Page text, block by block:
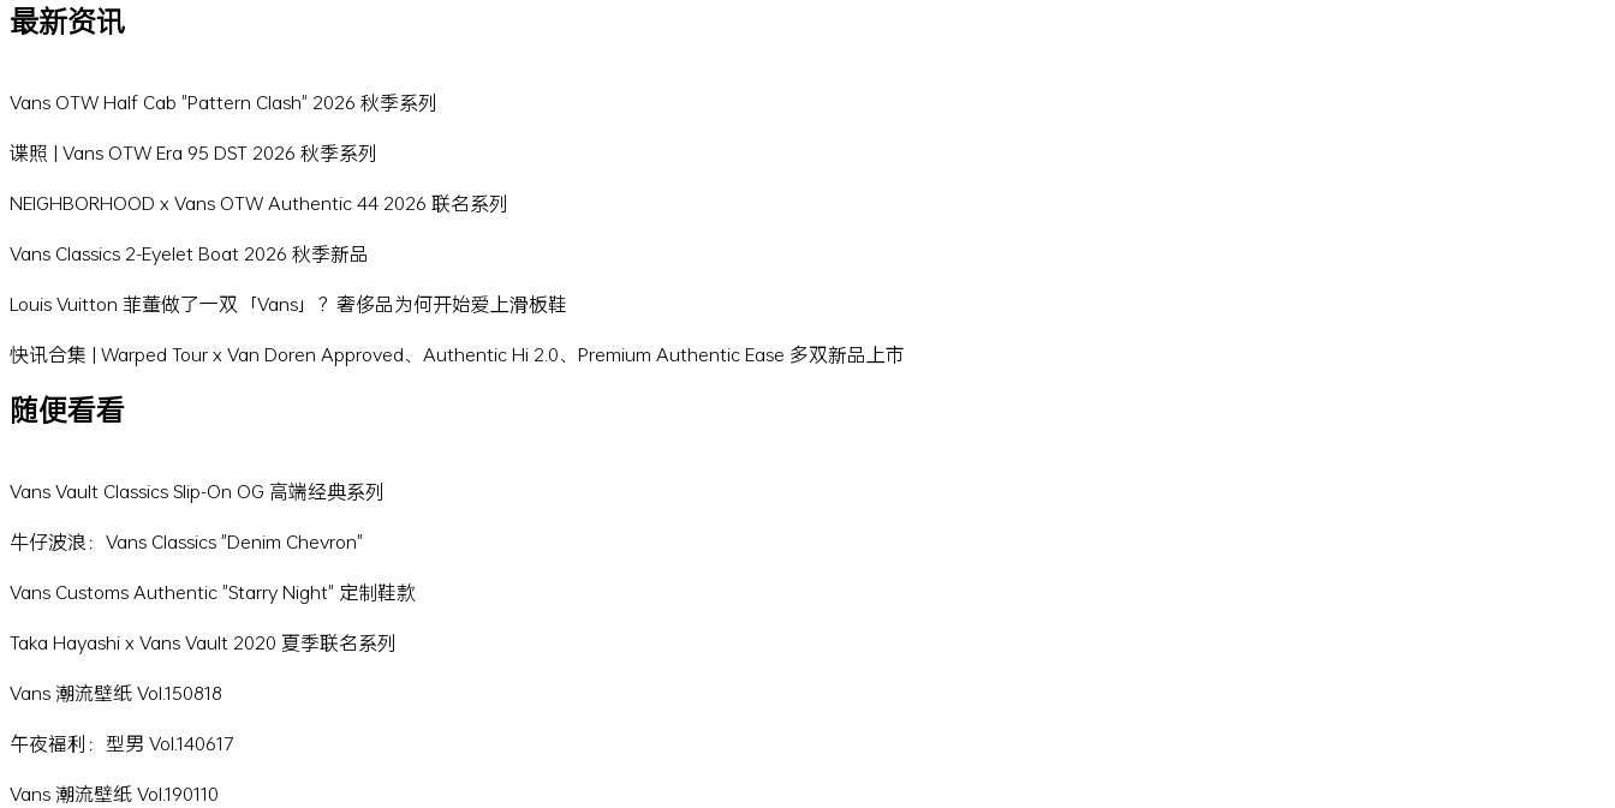
最新资讯
Vans OTW Half Cab "Pattern Clash" 2026 秋季系列
谍照 | Vans OTW Era 95 DST 2026 秋季系列
NEIGHBORHOOD x Vans OTW Authentic 44 2026 联名系列
Vans Classics 2-Eyelet Boat 2026 秋季新品
Louis Vuitton 菲董做了一双「Vans」？奢侈品为何开始爱上滑板鞋
快讯合集 | Warped Tour x Van Doren Approved、Authentic Hi 2.0、Premium Authentic Ease 多双新品上市
随便看看
Vans Vault Classics Slip-On OG 高端经典系列
牛仔波浪：Vans Classics "Denim Chevron"
Vans Customs Authentic "Starry Night" 定制鞋款
Taka Hayashi x Vans Vault 2020 夏季联名系列
Vans 潮流壁纸 Vol.150818
午夜福利：型男 Vol.140617
Vans 潮流壁纸 Vol.190110